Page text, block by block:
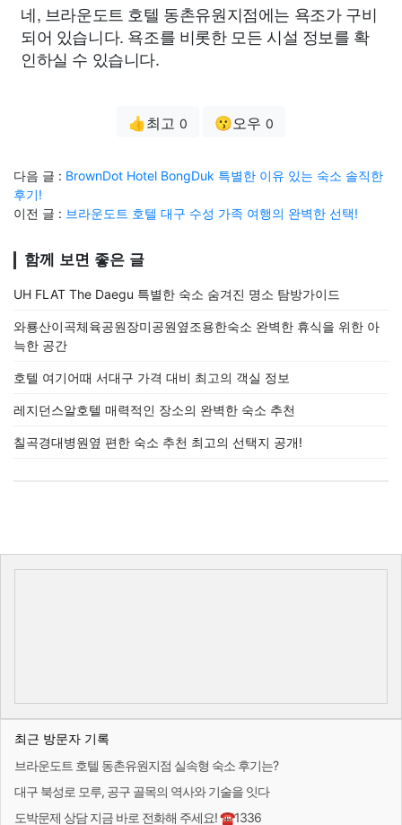
네, 브라운도트 호텔 동촌유원지점에는 욕조가 구비
되어 있습니다. 욕조를 비롯한 모든 시설 정보를 확
인하실 수 있습니다.
👍최고 0 😗오우 0
다음 글 : BrownDot Hotel BongDuk 특별한 이유 있는 숙소 솔직한
후기!
이전 글 : 브라운도트 호텔 대구 수성 가족 여행의 완벽한 선택!
함께 보면 좋은 글
UH FLAT The Daegu 특별한 숙소 숨겨진 명소 탐방가이드
와룡산이곡체육공원장미공원옆조용한숙소 완벽한 휴식을 위한 아
늑한 공간
호텔 여기어때 서대구 가격 대비 최고의 객실 정보
레지던스알호텔 매력적인 장소의 완벽한 숙소 추천
칠곡경대병원옆 편한 숙소 추천 최고의 선택지 공개!
최근 방문자 기록
브라운도트 호텔 동촌유원지점 실속형 숙소 후기는?
대구 북성로 모루, 공구 골목의 역사와 기술을 잇다
도박문제 상담 지금 바로 전화해 주세요! ☎1336